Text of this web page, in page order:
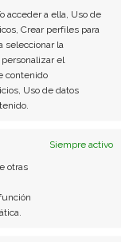
acceder a ella, Uso de
Crear perfiles para
seleccionar la
el
contenido
Uso de datos
Siempre activo
otras